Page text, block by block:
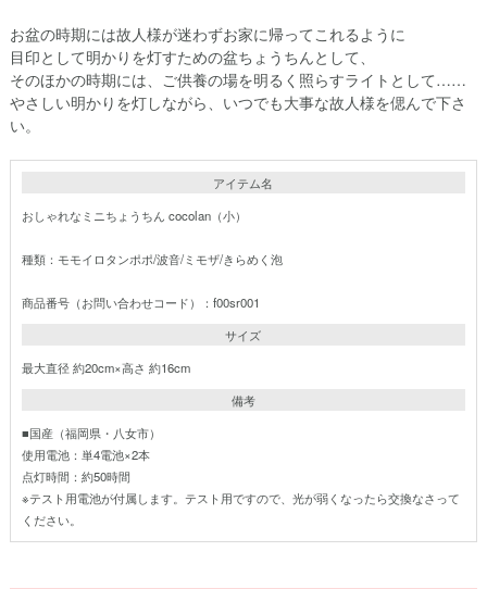
お盆の時期には故人様が迷わずお家に帰ってこれるように
目印として明かりを灯すための盆ちょうちんとして、
そのほかの時期には、ご供養の場を明るく照らすライトとして……
やさしい明かりを灯しながら、いつでも大事な故人様を偲んで下さ
い。
アイテム名
おしゃれなミニちょうちん cocolan（小）
種類：モモイロタンポポ/波音/ミモザ/きらめく泡
商品番号（お問い合わせコード）：f00sr001
サイズ
最大直径 約20cm×高さ 約16cm
備考
■国産（福岡県・八女市）
使用電池：単4電池×2本
点灯時間：約50時間
※テスト用電池が付属します。テスト用ですので、光が弱くなったら交換なさって
ください。